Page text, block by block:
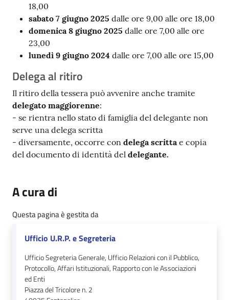
18,00
sabato 7 giugno 2025 dalle ore 9,00 alle ore 18,00
domenica 8 giugno 2025 dalle ore 7,00 alle ore
23,00
lunedì 9 giugno 2024 dalle ore 7,00 alle ore 15,00
Delega al ritiro
Il ritiro della tessera può avvenire anche tramite
delegato maggiorenne:
- se rientra nello stato di famiglia del delegante non
serve una delega scritta
- diversamente, occorre con delega scritta e copia
del documento di identità del delegante.
A cura di
Questa pagina è gestita da
Ufficio U.R.P. e Segreteria
Ufficio Segreteria Generale, Ufficio Relazioni con il Pubblico,
Protocollo, Affari Istituzionali, Rapporto con le Associazioni
ed Enti
Piazza del Tricolore n. 2